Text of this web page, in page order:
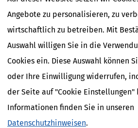
Angebote zu personalisieren, zu
wirtschaftlich zu betreiben. Mit
Auswahl willigen Sie in die
Cookies ein. Diese Auswahl können
oder Ihre Einwilligung widerrufen,
der Seite auf "Cookie Einstellungen"
Informationen finden Sie in unseren
Datenschutzhinweisen.
Kostenlose Steuertipps & News